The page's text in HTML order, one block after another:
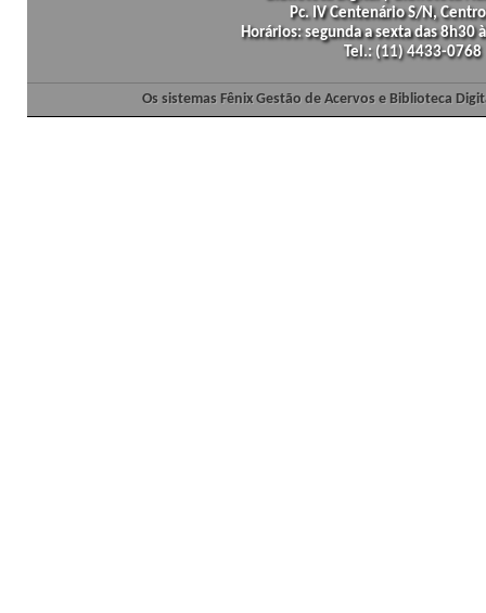
Pc. IV Centenário S/N,
Horários: segunda a sexta das
Tel.: (11) 4433-
Os sistemas Fênix Gestão de Acervos e Biblioteca